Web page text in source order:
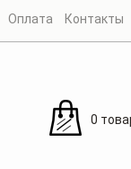
Оплата Контакты
0